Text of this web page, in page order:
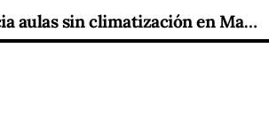
El PSOE denuncia aulas sin climatización en Madrid y exige soluciones urgentes ante las altas temperaturas